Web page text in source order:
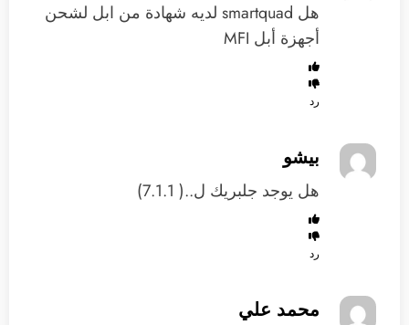
هل smartquad لديه شهادة من ابل لشحن
أجهزة أبل MFI
رد
بيشو
هل يوجد جلبريك ل..( 7.1.1)
رد
محمد علي